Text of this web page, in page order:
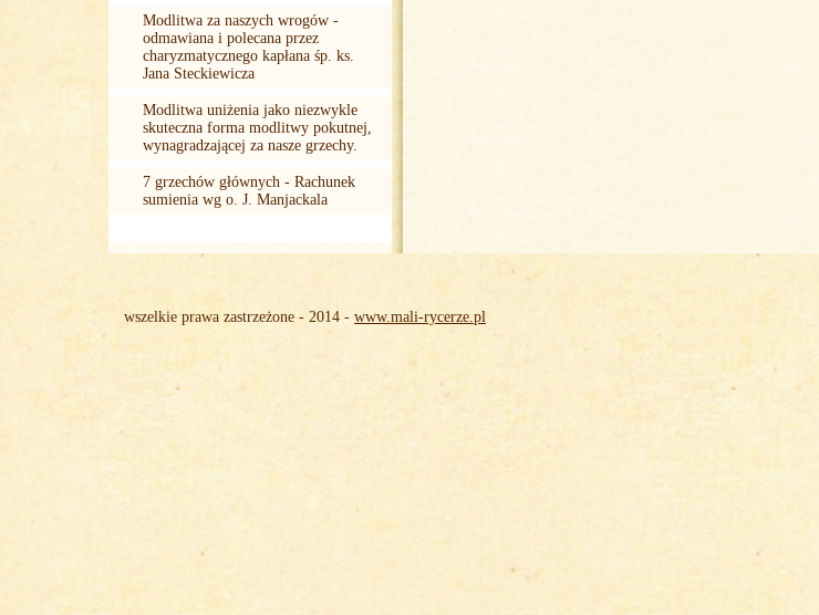
Modlitwa za naszych wrogów -
odmawiana i polecana przez
charyzmatycznego kapłana śp. ks.
Jana Steckiewicza
Modlitwa uniżenia jako niezwykle
skuteczna forma modlitwy pokutnej,
wynagradzającej za nasze grzechy.
7 grzechów głównych - Rachunek
sumienia wg o. J. Manjackala
wszelkie prawa zastrzeżone - 2014 - www.mali-rycerze.pl